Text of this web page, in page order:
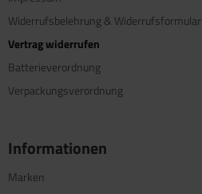
Widerrufsbelehrung & Widerrufsformular
Vertrag widerrufen
Batterieverordnung
Verpackungsverordnung
Informationen
Marken